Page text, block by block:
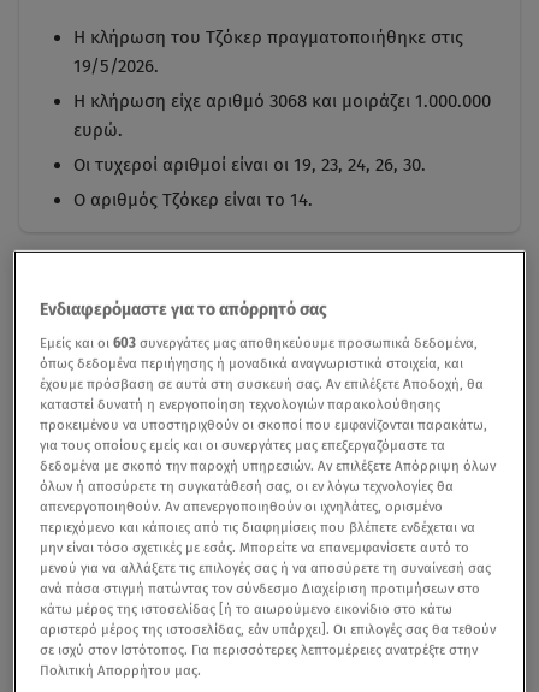
Η κλήρωση του Τζόκερ πραγματοποιήθηκε στις
19/5/2026.
Η κλήρωση είχε αριθμό 3068 και μοιράζει 1.000.000
ευρώ.
Οι τυχεροί αριθμοί είναι οι 19, 23, 24, 26, 30.
Ο αριθμός Τζόκερ είναι το 14.
Ενδιαφερόμαστε για το απόρρητό σας
Εμείς και οι603 συνεργάτες μας αποθηκεύουμε προσωπικά δεδομένα,
όπως δεδομένα περιήγησης ή μοναδικά αναγνωριστικά στοιχεία, και
έχουμε πρόσβαση σε αυτά στη συσκευή σας. Αν επιλέξετε Αποδοχή, θα
καταστεί δυνατή η ενεργοποίηση τεχνολογιών παρακολούθησης
προκειμένου να υποστηριχθούν οι σκοποί που εμφανίζονται παρακάτω,
για τους οποίους εμείς και οι συνεργάτες μας επεξεργαζόμαστε τα
δεδομένα με σκοπό την παροχή υπηρεσιών. Αν επιλέξετε Απόρριψη όλων
όλων ή αποσύρετε τη συγκατάθεσή σας, οι εν λόγω τεχνολογίες θα
απενεργοποιηθούν. Αν απενεργοποιηθούν οι ιχνηλάτες, ορισμένο
περιεχόμενο και κάποιες από τις διαφημίσεις που βλέπετε ενδέχεται να
μην είναι τόσο σχετικές με εσάς. Μπορείτε να επανεμφανίσετε αυτό το
μενού για να αλλάξετε τις επιλογές σας ή να αποσύρετε τη συναίνεσή σας
ανά πάσα στιγμή πατώντας τον σύνδεσμο Διαχείριση προτιμήσεων στο
κάτω μέρος της ιστοσελίδας [ή το αιωρούμενο εικονίδιο στο κάτω
αριστερό μέρος της ιστοσελίδας, εάν υπάρχει]. Οι επιλογές σας θα τεθούν
σε ισχύ στον Ιστότοπος. Για περισσότερες λεπτομέρειες ανατρέξτε στην
Πολιτική Απορρήτου μας.